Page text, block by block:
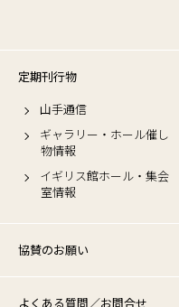
定期刊行物
山手通信
ギャラリー・ホール催し
物情報
イギリス館ホール・集会
室情報
協賛のお願い
よくある質問／お問合せ